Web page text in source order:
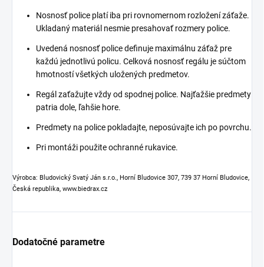
Nosnosť police platí iba pri rovnomernom rozložení záťaže.
Ukladaný materiál nesmie presahovať rozmery police.
Uvedená nosnosť police definuje maximálnu záťaž pre
každú jednotlivú policu. Celková nosnosť regálu je súčtom
hmotností všetkých uložených predmetov.
Regál zaťažujte vždy od spodnej police. Najťažšie predmety
patria dole, ľahšie hore.
Predmety na police pokladajte, neposúvajte ich po povrchu.
Pri montáži použite ochranné rukavice.
Výrobca: Bludovický Svatý Ján s.r.o., Horní Bludovice 307, 739 37 Horní Bludovice,
Česká republika, www.biedrax.cz
Dodatočné parametre